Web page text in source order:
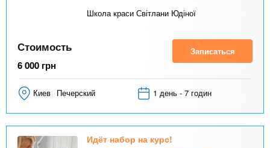
Школа краси Світлани Юдіної
Стоимость
6 000 грн
Записаться
Киев Печерский 1 день - 7 годин
Идёт набор на курс!